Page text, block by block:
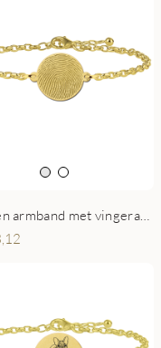
Gouden armband met vingerafdruk rondje